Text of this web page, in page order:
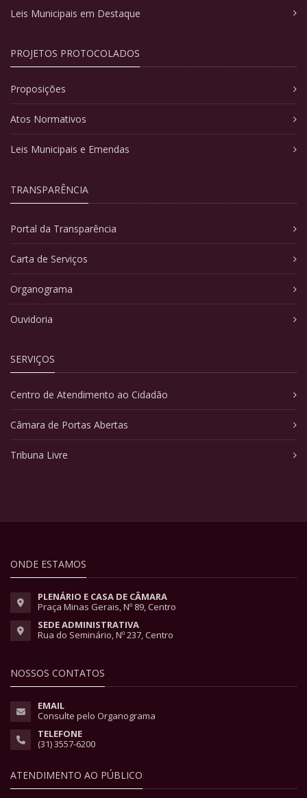
Leis Municipais em Destaque
PROJETOS PROTOCOLADOS
Proposições
Atos Normativos
Leis Municipais e Emendas
TRANSPARÊNCIA
Portal da Transparência
Carta de Serviços
Organograma
Ouvidoria
SERVIÇOS
Centro de Atendimento ao Cidadão
Câmara de Portas Abertas
Tribuna Livre
ONDE ESTAMOS
PLENÁRIO E CASA DE CÂMARA
Praça Minas Gerais, Nº 89, Centro
SEDE ADMINISTRATIVA
Rua do Seminário, Nº 237, Centro
NOSSOS CONTATOS
EMAIL
Consulte pelo Organograma
TELEFONE
(31) 3557-6200
ATENDIMENTO AO PÚBLICO